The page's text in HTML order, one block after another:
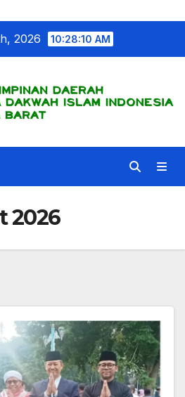
2026
10:28:12 AM
2026